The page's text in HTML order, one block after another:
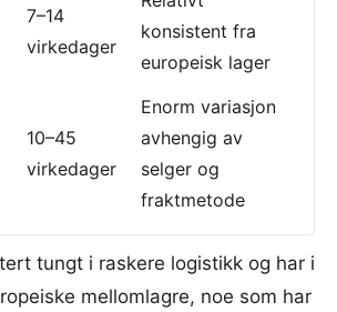
7–14
virkedager
konsistent fra
europeisk lager
10–45
virkedager
Enorm variasjon
avhengig av
selger og
fraktmetode
tungt i raskere logistikk og har i
mellomlagre, noe som har